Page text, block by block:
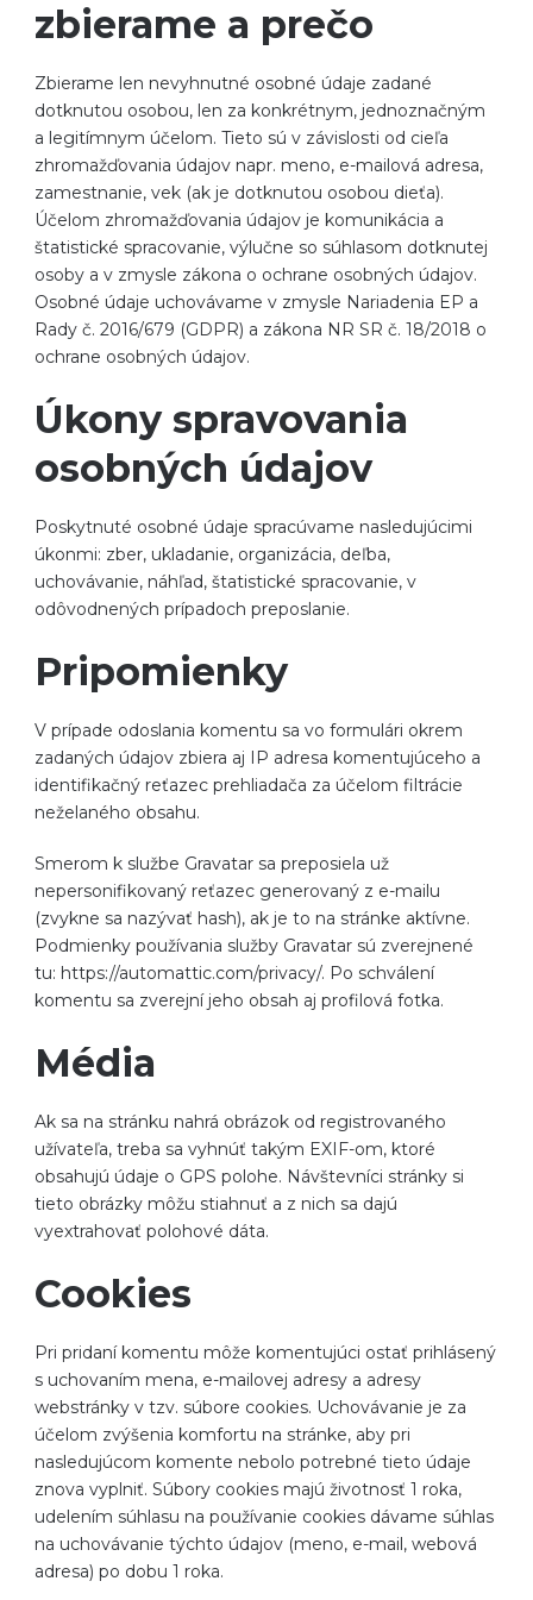
zbierame a prečo
Zbierame len nevyhnutné osobné údaje zadané
dotknutou osobou, len za konkrétnym, jednoznačným
a legitímnym účelom. Tieto sú v závislosti od cieľa
zhromažďovania údajov napr. meno, e-mailová adresa,
zamestnanie, vek (ak je dotknutou osobou dieťa).
Účelom zhromažďovania údajov je komunikácia a
štatistické spracovanie, výlučne so súhlasom dotknutej
osoby a v zmysle zákona o ochrane osobných údajov.
Osobné údaje uchovávame v zmysle Nariadenia EP a
Rady č. 2016/679 (GDPR) a zákona NR SR č. 18/2018 o
ochrane osobných údajov.
Úkony spravovania
osobných údajov
Poskytnuté osobné údaje spracúvame nasledujúcimi
úkonmi: zber, ukladanie, organizácia, deľba,
uchovávanie, náhľad, štatistické spracovanie, v
odôvodnených prípadoch preposlanie.
Pripomienky
V prípade odoslania komentu sa vo formulári okrem
zadaných údajov zbiera aj IP adresa komentujúceho a
identifikačný reťazec prehliadača za účelom filtrácie
neželaného obsahu.
Smerom k službe Gravatar sa preposiela už
nepersonifikovaný reťazec generovaný z e-mailu
(zvykne sa nazývať hash), ak je to na stránke aktívne.
Podmienky používania služby Gravatar sú zverejnené
tu: https://automattic.com/privacy/. Po schválení
komentu sa zverejní jeho obsah aj profilová fotka.
Média
Ak sa na stránku nahrá obrázok od registrovaného
užívateľa, treba sa vyhnúť takým EXIF-om, ktoré
obsahujú údaje o GPS polohe. Návštevníci stránky si
tieto obrázky môžu stiahnuť a z nich sa dajú
vyextrahovať polohové dáta.
Cookies
Pri pridaní komentu môže komentujúci ostať prihlásený
s uchovaním mena, e-mailovej adresy a adresy
webstránky v tzv. súbore cookies. Uchovávanie je za
účelom zvýšenia komfortu na stránke, aby pri
nasledujúcom komente nebolo potrebné tieto údaje
znova vyplniť. Súbory cookies majú životnosť 1 roka,
udelením súhlasu na používanie cookies dávame súhlas
na uchovávanie týchto údajov (meno, e-mail, webová
adresa) po dobu 1 roka.